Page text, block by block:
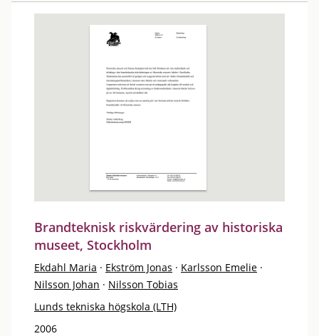
Brandteknisk riskvärdering av historiska
museet, Stockholm
Ekdahl Maria · Ekström Jonas · Karlsson Emelie ·
Nilsson Johan · Nilsson Tobias
Lunds tekniska högskola (LTH)
2006